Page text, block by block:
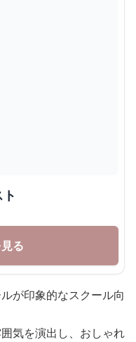
る
が印象的なスクール向
気を演出し、おしゃれ